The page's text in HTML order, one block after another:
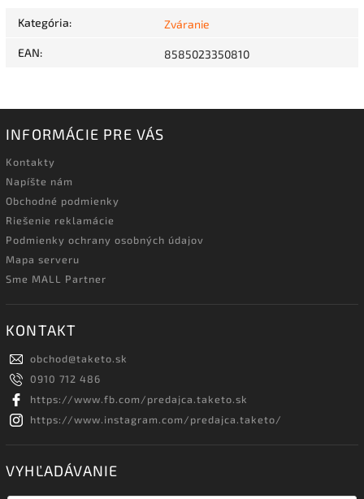
Kategória: Zváranie
EAN: 8585023350810
INFORMÁCIE PRE VÁS
Kontakty
Napíšte nám
Obchodné podmienky
Riešenie reklamácie
Podmienky ochrany osobných údajov
Mapa serveru
Sme MALL Partner
KONTAKT
obchod@taketo.sk
0910 712 486
https://www.fb.com/predajca.taketo.sk
https://www.instagram.com/predajca.taketo/
VYHĽADÁVANIE